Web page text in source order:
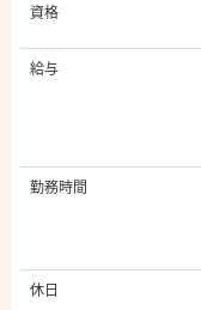
資格
給与
勤務時間
休日